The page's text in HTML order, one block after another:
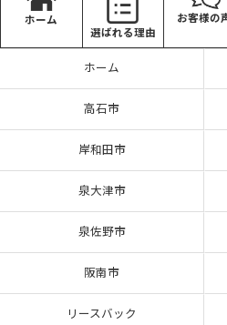
ホーム
選ばれる理由
お客様の
ホーム
高石市
岸和田市
泉大津市
泉佐野市
阪南市
リースバック